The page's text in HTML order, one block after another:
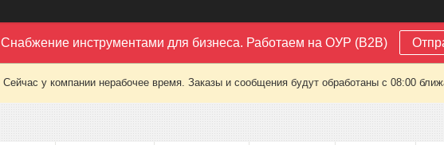
Снабжение инструментами для бизнеса. Работаем на ОУР (B2B)
Сейчас у компании нерабочее время. Заказы и сообщения будут обработаны с 08:00